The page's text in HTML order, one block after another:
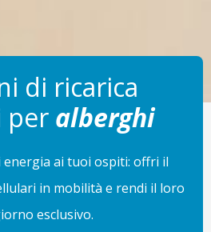
di ricarica
per alberghi
energia ai tuoi ospiti: offri il
in mobilità e rendi il loro
esclusivo.